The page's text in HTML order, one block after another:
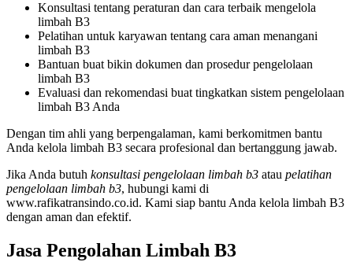
Konsultasi tentang peraturan dan cara terbaik mengelola
limbah B3
Pelatihan untuk karyawan tentang cara aman menangani
limbah B3
Bantuan buat bikin dokumen dan prosedur pengelolaan
limbah B3
Evaluasi dan rekomendasi buat tingkatkan sistem pengelolaan
limbah B3 Anda
Dengan tim ahli yang berpengalaman, kami berkomitmen bantu
Anda kelola limbah B3 secara profesional dan bertanggung jawab.
Jika Anda butuh konsultasi pengelolaan limbah b3 atau pelatihan
pengelolaan limbah b3, hubungi kami di
www.rafikatransindo.co.id. Kami siap bantu Anda kelola limbah B3
dengan aman dan efektif.
Jasa Pengolahan Limbah B3